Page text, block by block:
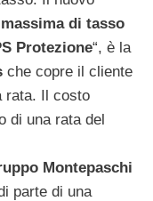
di tasso
Protezione“, è la
che copre il cliente
rata. Il costo
di una rata del
Montepaschi
parte di una